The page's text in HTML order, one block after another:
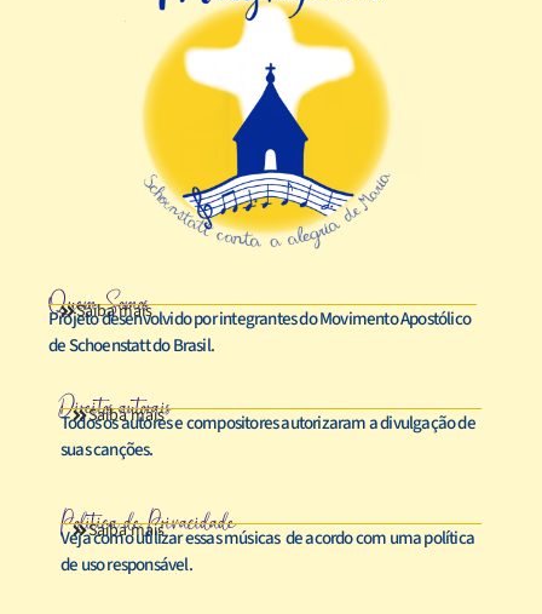
Quem Somos
Saiba mais
Projeto desenvolvido por integrantes do Movimento Apostólico
de Schoenstatt do Brasil.
Direitos autorais
Saiba mais
Todos os autores e compositores autorizaram a divulgação de
suas canções.
Política de Privacidade
Saiba mais
Veja como utilizar essas músicas de acordo com uma política
de uso responsável.